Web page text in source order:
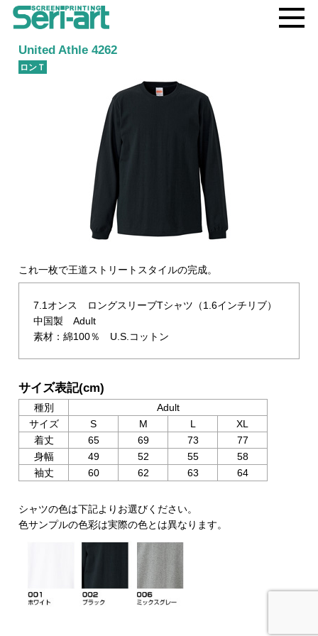
MEN
United Athle 4262
ロンＴ
これ一枚で王道ストリートスタイルの完成。
7.1オンス ロングスリーブTシャツ（1.6インチリブ）
中国製 Adult
素材：綿100％ U.S.コットン
サイズ表記(cm)
種別
Adult
サイズ
S M L
XL
着丈
65 69 73
77
身幅
49 52 55
58
袖丈
60 62 63 64
シャツの色は下記よりお選びください。
色サンプルの色彩は実際の色とは異なります。